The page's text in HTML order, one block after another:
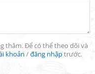
thăm. Để có thể theo dõi và
khoản /đăng nhậptrước.